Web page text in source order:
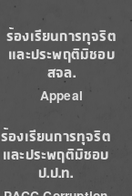
ร้องเรียนการทุจริต
และประพฤติมิชอบ
สจล.
Appeal
ร้องเรียนการทุจริต
และประพฤติมิชอบ
ป.ป.ท.